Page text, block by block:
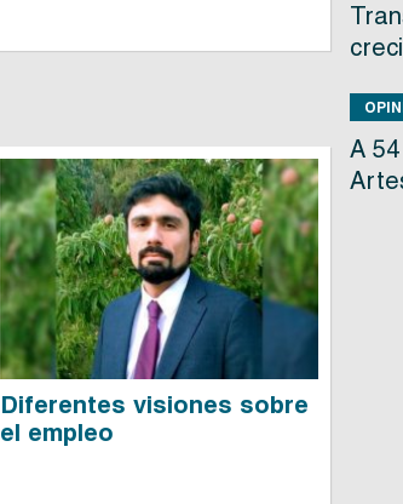
Diferentes visiones sobre
el empleo
A